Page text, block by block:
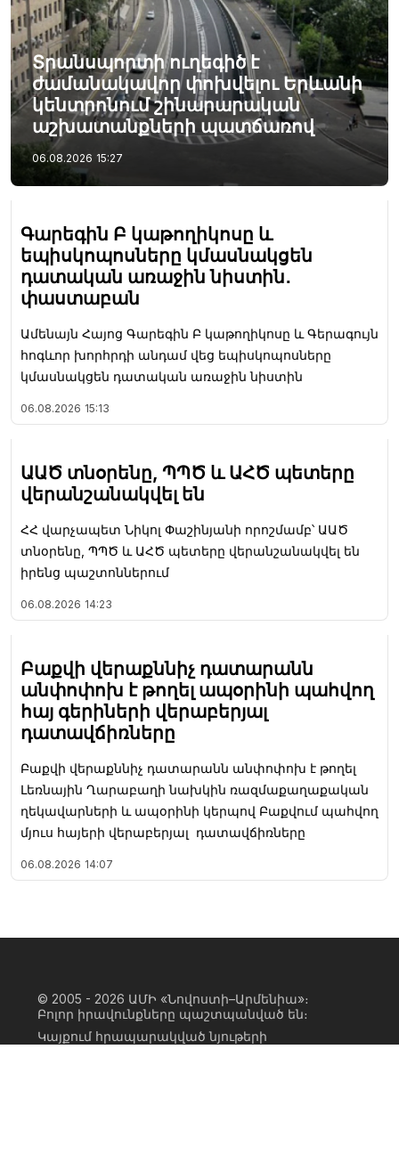
Տրանսպորտի ուղեգիծ է
ժամանակավոր փոխվելու Երևանի
կենտրոնում շինարարական
աշխատանքների պատճառով
06.08.2026 15:27
Գարեգին Բ կաթողիկոսը և
եպիսկոպոսները կմասնակցեն
դատական առաջին նիստին․
փաստաբան
Ամենայն Հայոց Գարեգին Բ կաթողիկոսը և Գերագույն
հոգևոր խորհրդի անդամ վեց եպիսկոպոսները
կմասնակցեն դատական առաջին նիստին
06.08.2026 15:13
ԱԱԾ տնօրենը, ՊՊԾ և ԱՀԾ պետերը
վերանշանակվել են
ՀՀ վարչապետ Նիկոլ Փաշինյանի որոշմամբ՝ ԱԱԾ
տնօրենը, ՊՊԾ և ԱՀԾ պետերը վերանշանակվել են
իրենց պաշտոններում
06.08.2026 14:23
Բաքվի վերաքննիչ դատարանն
անփոփոխ է թողել ապօրինի պահվող
հայ գերիների վերաբերյալ
դատավճիռները
Բաքվի վերաքննիչ դատարանն անփոփոխ է թողել
Լեռնային Ղարաբաղի նախկին ռազմաքաղաքական
ղեկավարների և ապօրինի կերպով Բաքվում պահվող
մյուս հայերի վերաբերյալ դատավճիռները
06.08.2026 14:07
© 2005 - 2026 ԱՄԻ «Նովոստի–Արմենիա»։
Բոլոր իրավունքները պաշտպանված են։
Կայքում հրապարակված նյութերի